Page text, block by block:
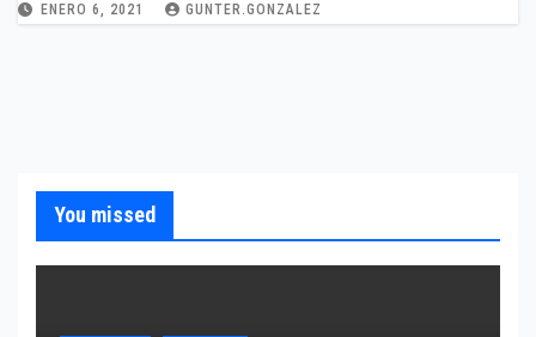
ENERO 6, 2021 GUNTER.GONZALEZ
You missed